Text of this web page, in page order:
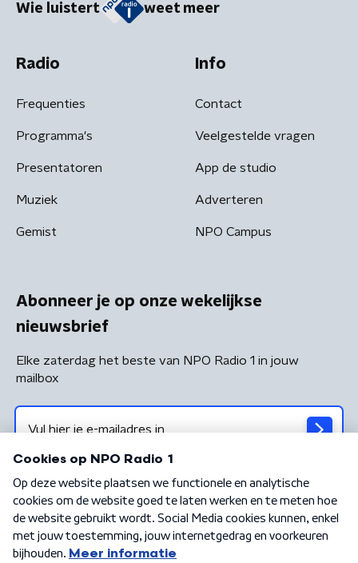
Wie luistert weet meer
Radio
Frequenties
Programma's
Presentatoren
Muziek
Gemist
Info
Contact
Veelgestelde vragen
App de studio
Adverteren
NPO Campus
Abonneer je op onze wekelijkse
nieuwsbrief
Elke zaterdag het beste van NPO Radio 1 in jouw
mailbox
Algemene voorwaarden Privacybeleid